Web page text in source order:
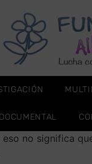
DOCUMENTAL
no significa